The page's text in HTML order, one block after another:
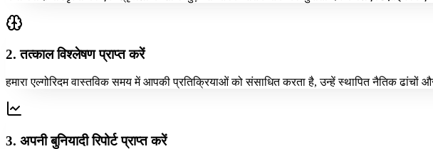
2. तत्काल विश्लेषण प्राप्त करें
हमारा एल्गोरिदम वास्तविक समय में आपकी प्रतिक्रियाओं को संसाधित करता है, उन्हें स्थापित नैतिक ढांचों
3. अपनी बुनियादी रिपोर्ट प्राप्त करें